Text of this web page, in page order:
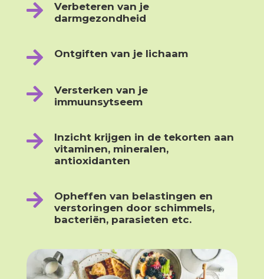

Verbeteren van je
darmgezondheid
 Ontgiften van je lichaam

Versterken van je
immuunsytseem

Inzicht krijgen in de tekorten aan
vitaminen, mineralen,
antioxidanten

Opheffen van belastingen en
verstoringen door schimmels,
bacteriën, parasieten etc.